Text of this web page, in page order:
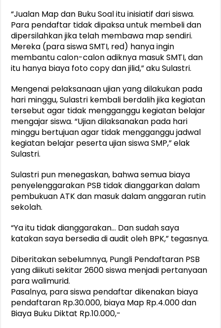
“Jualan Map dan Buku Soal itu inisiatif dari siswa.
Para pendaftar tidak dipaksa untuk membeli dan
dipersilahkan jika telah membawa map sendiri.
Mereka (para siswa SMTI, red) hanya ingin
membantu calon-calon adiknya masuk SMTI, dan
itu hanya biaya foto copy dan jilid,” aku Sulastri.
Mengenai pelaksanaan ujian yang dilakukan pada
hari minggu, Sulastri kembali berdalih jika kegiatan
tersebut agar tidak mengganggu kegiatan belajar
mengajar siswa. “Ujian dilaksanakan pada hari
minggu bertujuan agar tidak mengganggu jadwal
kegiatan belajar peserta ujian siswa SMP,” elak
Sulastri.
Sulastri pun menegaskan, bahwa semua biaya
penyelenggarakan PSB tidak dianggarkan dalam
pembukuan ATK dan masuk dalam anggaran rutin
sekolah.
“Ya itu tidak dianggarakan… Dan sudah saya
katakan saya bersedia di audit oleh BPK,” tegasnya.
Diberitakan sebelumnya, Pungli Pendaftaran PSB
yang diikuti sekitar 2600 siswa menjadi pertanyaan
para walimurid.
Pasalnya, para siswa pendaftar dikenakan biaya
pendaftaran Rp.30.000, biaya Map Rp.4.000 dan
Biaya Buku Diktat Rp.10.000,-